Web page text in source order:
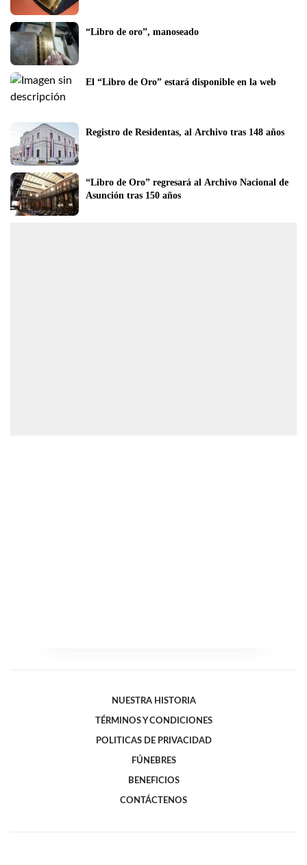
“Libro de oro”, manoseado
El “Libro de Oro” estará disponible en la web
Registro de Residentas, al Archivo tras 148 años
“Libro de Oro” regresará al Archivo Nacional de
Asunción tras 150 años
NUESTRA HISTORIA
TÉRMINOS Y CONDICIONES
POLITICAS DE PRIVACIDAD
FÚNEBRES
BENEFICIOS
CONTÁCTENOS